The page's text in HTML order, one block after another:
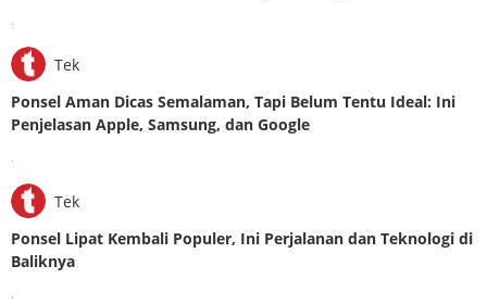
.
Tek
Ponsel Aman Dicas Semalaman, Tapi Belum Tentu Ideal: Ini
Penjelasan Apple, Samsung, dan Google
.
Tek
Ponsel Lipat Kembali Populer, Ini Perjalanan dan Teknologi di
Baliknya
.